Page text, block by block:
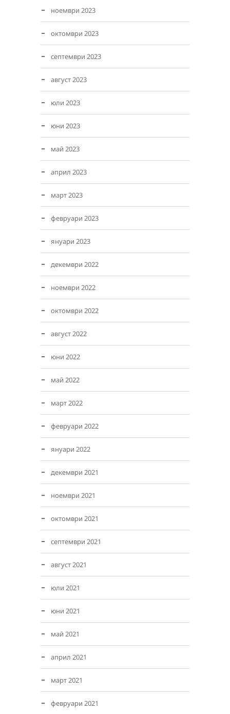
ноември 2023
октомври 2023
септември 2023
август 2023
юли 2023
юни 2023
май 2023
април 2023
март 2023
февруари 2023
януари 2023
декември 2022
ноември 2022
октомври 2022
август 2022
юни 2022
май 2022
март 2022
февруари 2022
януари 2022
декември 2021
ноември 2021
октомври 2021
септември 2021
август 2021
юли 2021
юни 2021
май 2021
април 2021
март 2021
февруари 2021